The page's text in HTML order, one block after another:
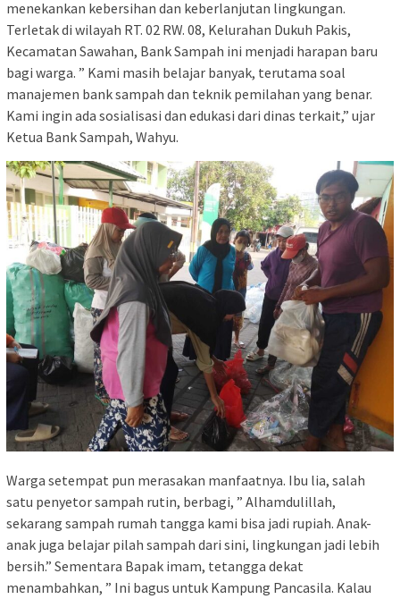
menekankan kebersihan dan keberlanjutan lingkungan.
Terletak di wilayah RT. 02 RW. 08, Kelurahan Dukuh Pakis,
Kecamatan Sawahan, Bank Sampah ini menjadi harapan baru
bagi warga. ” Kami masih belajar banyak, terutama soal
manajemen bank sampah dan teknik pemilahan yang benar.
Kami ingin ada sosialisasi dan edukasi dari dinas terkait,” ujar
Ketua Bank Sampah, Wahyu.
Warga setempat pun merasakan manfaatnya. Ibu lia, salah
satu penyetor sampah rutin, berbagi, ” Alhamdulillah,
sekarang sampah rumah tangga kami bisa jadi rupiah. Anak-
anak juga belajar pilah sampah dari sini, lingkungan jadi lebih
bersih.” Sementara Bapak imam, tetangga dekat
menambahkan, ” Ini bagus untuk Kampung Pancasila. Kalau